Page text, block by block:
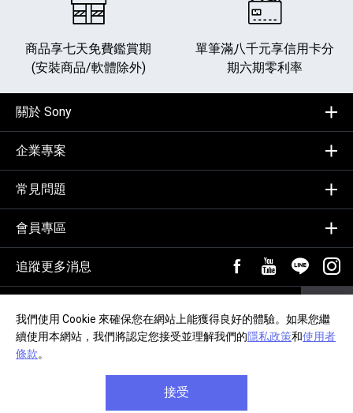
我們使用 Cookie 來確保您在網站上能獲得良好的體驗。如果您繼
續使用本網站，我們將認定您接受並理解我們的隱私政策和使用者
條款。
接受
商品享七天免費鑑賞期
(安裝商品/軟體除外)
單筆滿八千元享信用卡分
期六期零利率
關於 Sony
企業專案
常見問題
會員專區
追蹤更多消息
FB粉絲專頁[另開新
YouTube頻道[
加入 追
輸入Email，訂閱電子報
隱私政策
Copyright © 2020, Sony Taiwan Ltd. All Rights Reserved.